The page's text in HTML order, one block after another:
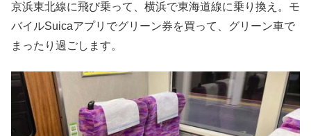
京浜東北線に飛び乗って、横浜で東海道線に乗り換え。モ
バイルSuicaアプリでグリーン券を買って、グリーン車で
まったり過ごします。